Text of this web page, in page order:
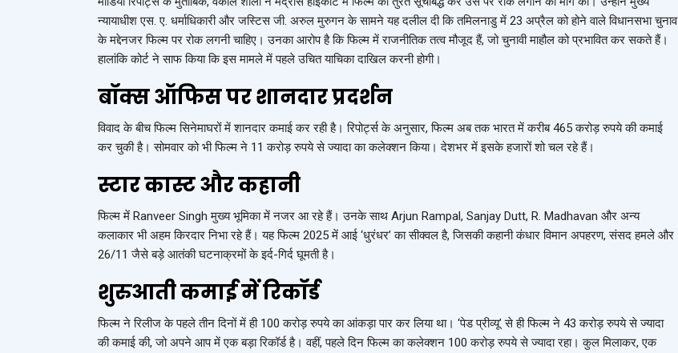
न्यायाधीश एस. ए. धर्माधिकारी और जस्टिस जी. अरुल मुरुगन के सामने यह दलील दी कि तमिलनाडु में 23 अप्रैल को होने वाले विधानसभा चुनाव
के मद्देनजर फिल्म पर रोक लगनी चाहिए। उनका आरोप है कि फिल्म में राजनीतिक तत्व मौजूद हैं, जो चुनावी माहौल को प्रभावित कर सकते हैं।
हालांकि कोर्ट ने साफ किया कि इस मामले में पहले उचित याचिका दाखिल करनी होगी।
बॉक्स ऑफिस पर शानदार प्रदर्शन
विवाद के बीच फिल्म सिनेमाघरों में शानदार कमाई कर रही है। रिपोर्ट्स के अनुसार, फिल्म अब तक भारत में करीब 465 करोड़ रुपये की कमाई
कर चुकी है। सोमवार को भी फिल्म ने 11 करोड़ रुपये से ज्यादा का कलेक्शन किया। देशभर में इसके हजारों शो चल रहे हैं।
स्टार कास्ट और कहानी
फिल्म में Ranveer Singh मुख्य भूमिका में नजर आ रहे हैं। उनके साथ Arjun Rampal, Sanjay Dutt, R. Madhavan और अन्य
कलाकार भी अहम किरदार निभा रहे हैं। यह फिल्म 2025 में आई ‘धुरंधर’ का सीक्वल है, जिसकी कहानी कंधार विमान अपहरण, संसद हमले और
26/11 जैसे बड़े आतंकी घटनाक्रमों के इर्द-गिर्द घूमती है।
शुरुआती कमाई में रिकॉर्ड
फिल्म ने रिलीज के पहले तीन दिनों में ही 100 करोड़ रुपये का आंकड़ा पार कर लिया था। ‘पेड प्रीव्यू’ से ही फिल्म ने 43 करोड़ रुपये से ज्यादा
की कमाई की, जो अपने आप में एक बड़ा रिकॉर्ड है। वहीं, पहले दिन फिल्म का कलेक्शन 100 करोड़ रुपये से ज्यादा रहा। कुल मिलाकर, एक